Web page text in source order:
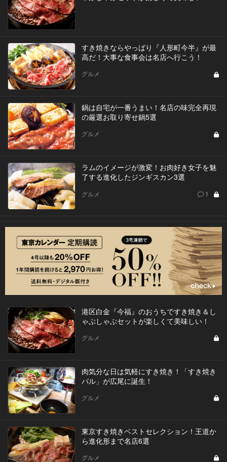
すき焼きならやっぱり『人形町今半』が最
高だ！大事な食事会は名店へ行こう！
グルメ
鍋は自宅が一番うまい！名店の味完全再現
の厳選お取り寄せ鍋5選
グルメ
ラムのイメージが激変！お肉好き女子を魅
了する進化したジンギスカン3選
グルメ 1
港区白金『今福』のおうちですき焼き＆し
ゃぶしゃぶセットが楽しくて美味しい！
グルメ
肉気分な日は気軽にすき焼き！「すき焼き
バル」が広尾に誕生！
グルメ
東京すき焼きベストセレクション！王道か
ら進化形まで名店6選
グルメ